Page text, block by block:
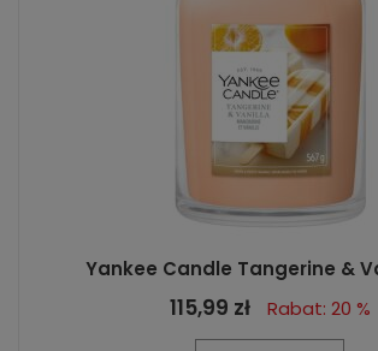
Yankee Candle Tangerine &
115,99 zł Rabat: 20 %